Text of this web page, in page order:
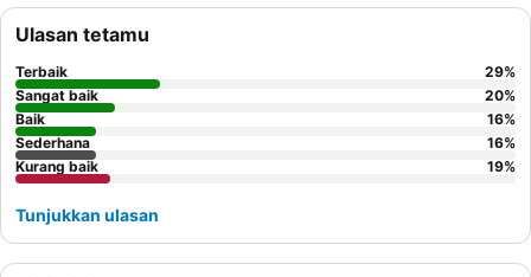
Ulasan tetamu
Terbaik 29%
Sangat baik
20%
Baik
16%
Sederhana
16%
Kurang baik
19%
Tunjukkan ulasan